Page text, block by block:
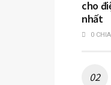
cho
nhất
0